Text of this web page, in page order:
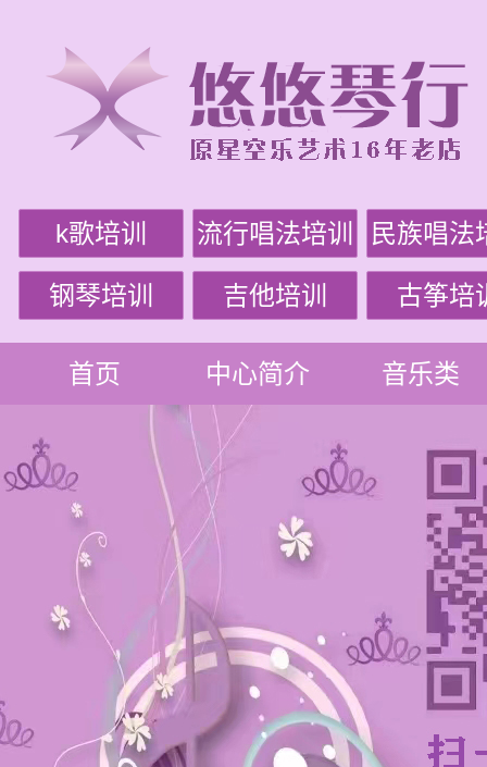
k歌培训 流行唱法培训 民族唱法
钢琴培训 吉他培训 古筝培
首页 中心简介 音乐类